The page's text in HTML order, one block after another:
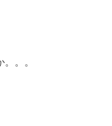
。。